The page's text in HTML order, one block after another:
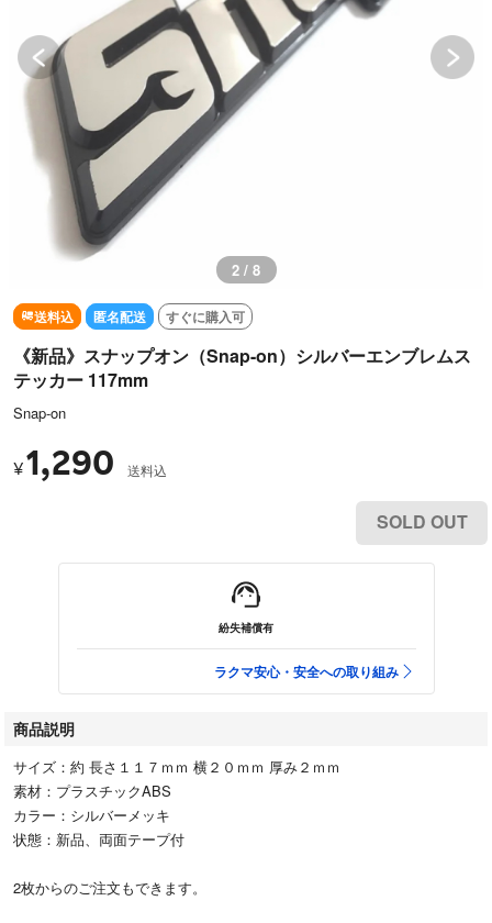
2 / 8
送料込 匿名配送 すぐに購入可
《新品》スナップオン（Snap-on）シルバーエンブレムス
テッカー 117mm
Snap-on
¥1,290 送料込
SOLD OUT
紛失補償有
ラクマ安心・安全への取り組み
商品説明
サイズ：約 長さ１１７ｍｍ 横２０ｍｍ 厚み２ｍｍ
素材：プラスチックABS
カラー：シルバーメッキ
状態：新品、両面テープ付
2枚からのご注文もできます。